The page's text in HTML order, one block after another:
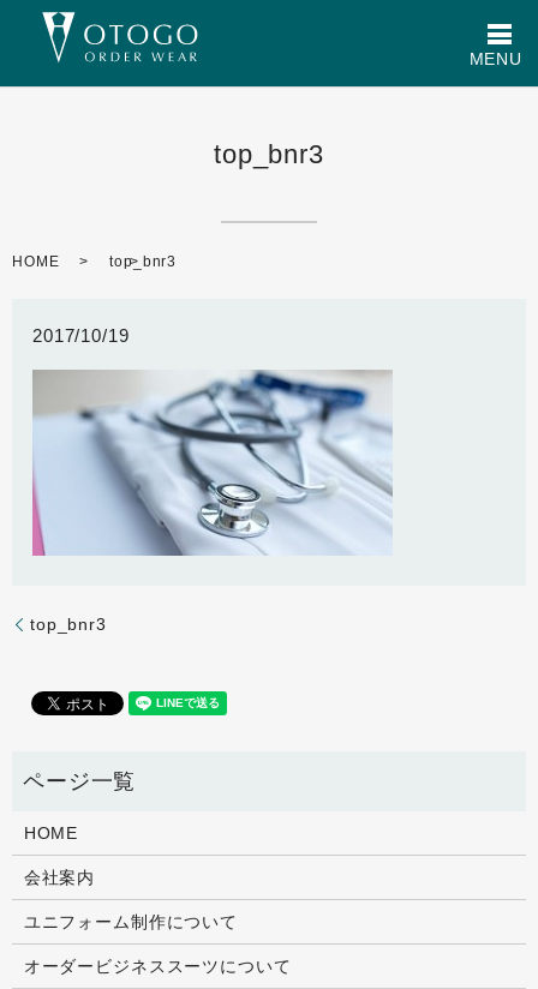
メ
MENU
top_bnr3
HOME top_bnr3
2017/10/19
top_bnr3
HOME
会社案内
ユニフォーム制作について
オーダービジネススーツについて